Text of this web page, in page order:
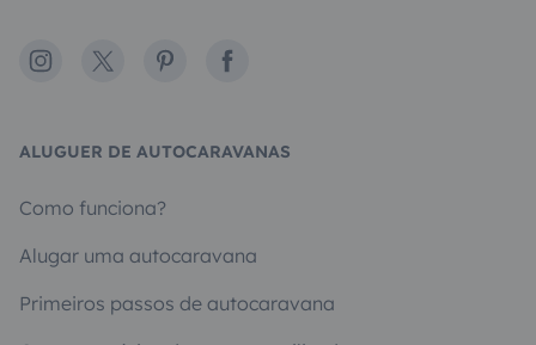
Instagram
X PinterestFacebook
ALUGUER DE AUTOCARAVANAS
Como funciona?
Alugar uma autocaravana
Primeiros passos de autocaravana